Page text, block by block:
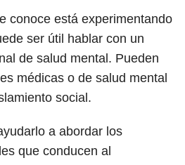
conoce está experimentando
ser útil hablar con un
de salud mental. Pueden
médicas o de salud mental
social.
a abordar los
que conducen al